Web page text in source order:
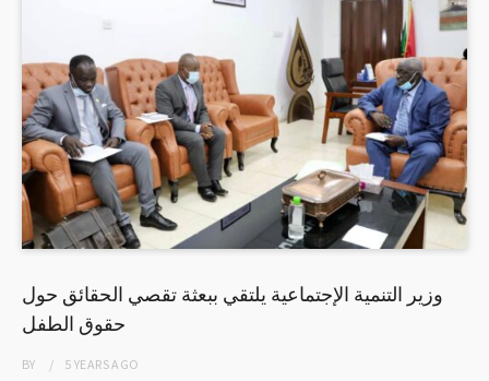
وزير التنمية الإجتماعية يلتقي ببعثة تقصي الحقائق حول
حقوق الطفل
BY 5 YEARSAGO